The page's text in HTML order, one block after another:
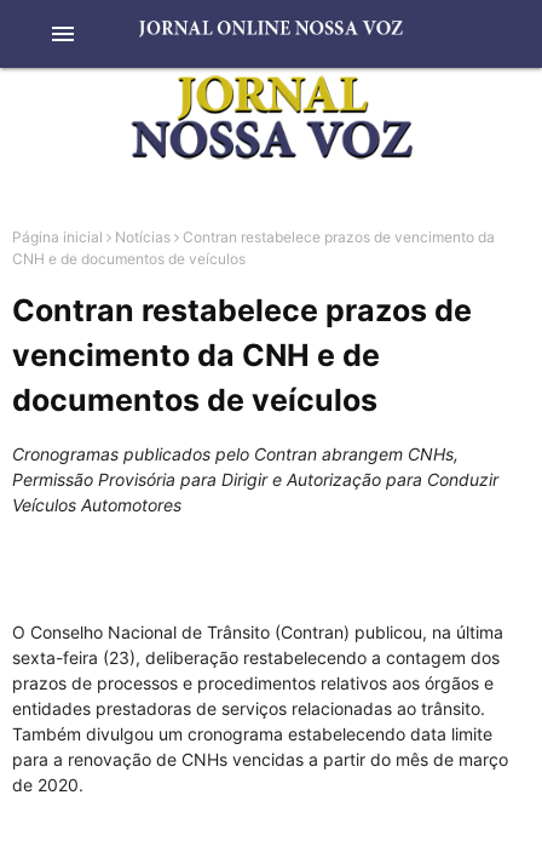
menu
Página inicial Notícias
Contran restabelece prazos de vencimento da
CNH e de documentos de veículos
Contran restabelece prazos de
vencimento da CNH e de
documentos de veículos
Cronogramas publicados pelo Contran abrangem CNHs,
Permissão Provisória para Dirigir e Autorização para Conduzir
Veículos Automotores
O Conselho Nacional de Trânsito (Contran) publicou, na última
sexta-feira (23), deliberação restabelecendo a contagem dos
prazos de processos e procedimentos relativos aos órgãos e
entidades prestadoras de serviços relacionadas ao trânsito.
Também divulgou um cronograma estabelecendo data limite
para a renovação de CNHs vencidas a partir do mês de março
de 2020.